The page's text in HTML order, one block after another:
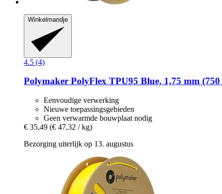
Winkelmandje
4.5 (4)
Polymaker PolyFlex TPU95 Blue, 1,75 mm (750
Eenvoudige verwerking
Nieuwe toepassingsgebieden
Geen verwarmde bouwplaat nodig
€ 35,49 (€ 47,32 / kg)
Bezorging uiterlijk op 13. augustus